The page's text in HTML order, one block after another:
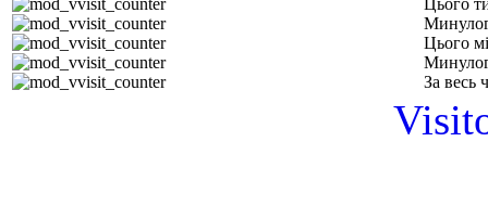
Цього
За весь